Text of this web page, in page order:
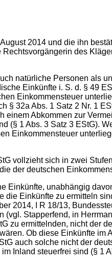
2014 und die ihn
des
natürliche Personen als
Einkünfte i. S. d. § 49
Einkommensteuer
§ 32a Abs. 1 Satz 2 Nr. 1
Abkommen zur
(§ 1 Abs. 3 Satz 3 EStG).
Einkommensteuer
vollzieht sich in zwei
der deutschen
Einkünfte, unabhängig
Einkünfte zu ermitteln
2014, I R 18/13,
(vgl. Stapperfend, in
zu ermittelnden, nicht der
Ob diese Einkünfte
auch solche nicht der
Inland steuerfrei sind (§ 1